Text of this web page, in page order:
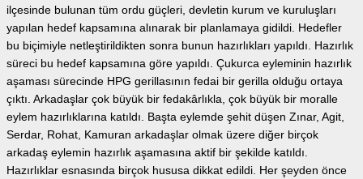
ilçesinde bulunan tüm ordu güçleri, devletin kurum ve kuruluşları
yapılan hedef kapsamına alınarak bir planlamaya gidildi. Hedefler
bu biçimiyle netleştirildikten sonra bunun hazırlıkları yapıldı. Hazırlık
süreci bu hedef kapsamına göre yapıldı. Çukurca eyleminin hazırlık
aşaması sürecinde HPG gerillasının fedai bir gerilla olduğu ortaya
çıktı. Arkadaşlar çok büyük bir fedakârlıkla, çok büyük bir moralle
eylem hazırlıklarına katıldı. Başta eylemde şehit düşen Zınar, Agit,
Serdar, Rohat, Kamuran arkadaşlar olmak üzere diğer birçok
arkadaş eylemin hazırlık aşamasına aktif bir şekilde katıldı.
Hazırlıklar esnasında birçok hususa dikkat edildi. Her şeyden önce